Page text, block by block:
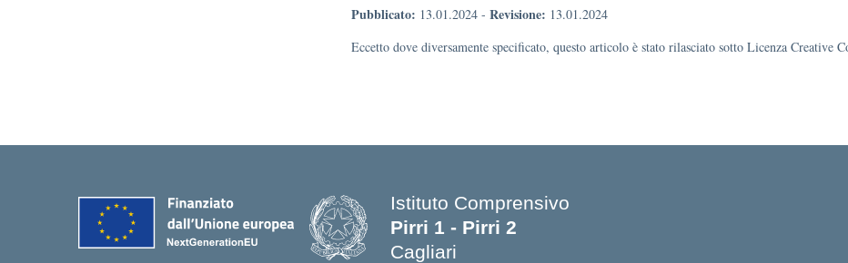
Pubblicato: 13.01.2024 - Revisione: 13.01.2024
Eccetto dove diversamente specificato, questo articolo è stato rilasciato sotto Licenza Creative
Istituto Comprensivo
Pirri 1 - Pirri 2
Cagliari